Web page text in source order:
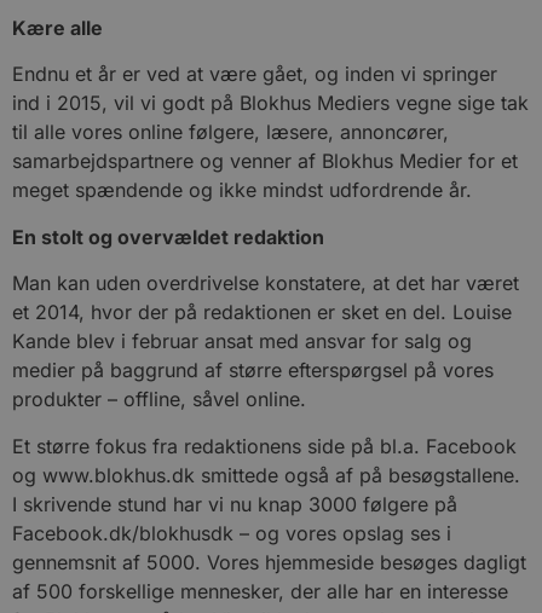
Kære alle
Endnu et år er ved at være gået, og inden vi springer
ind i 2015, vil vi godt på Blokhus Mediers vegne sige tak
til alle vores online følgere, læsere, annoncører,
samarbejdspartnere og venner af Blokhus Medier for et
meget spændende og ikke mindst udfordrende år.
En stolt og overvældet redaktion
Man kan uden overdrivelse konstatere, at det har været
et 2014, hvor der på redaktionen er sket en del. Louise
Kande blev i februar ansat med ansvar for salg og
medier på baggrund af større efterspørgsel på vores
produkter – offline, såvel online.
Et større fokus fra redaktionens side på bl.a. Facebook
og www.blokhus.dk smittede også af på besøgstallene.
I skrivende stund har vi nu knap 3000 følgere på
Facebook.dk/blokhusdk – og vores opslag ses i
gennemsnit af 5000. Vores hjemmeside besøges dagligt
af 500 forskellige mennesker, der alle har en interesse